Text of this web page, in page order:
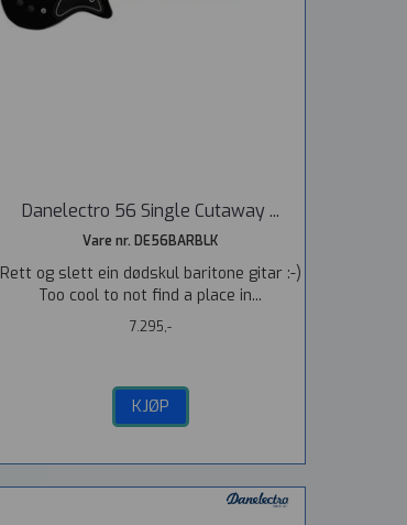
Danelectro 56 Single Cutaway ...
Vare nr. DE56BARBLK
Rett og slett ein dødskul baritone gitar :-)
Too cool to not find a place in...
7.295,-
KJØP